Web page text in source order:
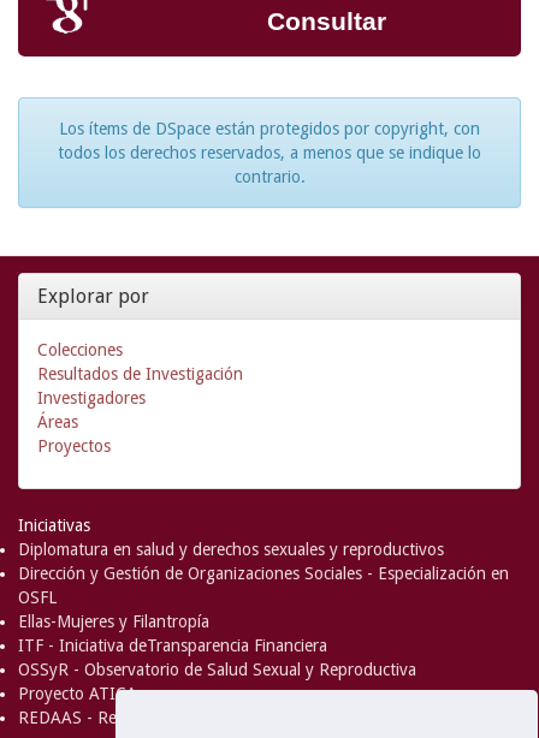
Consultar
Los ítems de DSpace están protegidos por copyright, con
todos los derechos reservados, a menos que se indique lo
contrario.
Explorar por
Colecciones
Resultados de Investigación
Investigadores
Áreas
Proyectos
Iniciativas
Diplomatura en salud y derechos sexuales y reproductivos
Dirección y Gestión de Organizaciones Sociales - Especialización en
OSFL
Ellas-Mujeres y Filantropía
ITF - Iniciativa deTransparencia Financiera
OSSyR - Observatorio de Salud Sexual y Reproductiva
Proyecto ATICA
REDAAS - Red de Acceso al Aborto Seguro